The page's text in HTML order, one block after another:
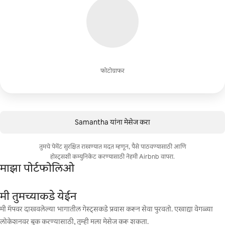
फोटोग्राफर
Samantha यांना मेसेज करा
तुमचे पेमेंट सुरक्षित राखण्यात मदत म्हणून, पैसे पाठवण्यासाठी आणि
होस्ट्सशी कम्युनिकेट करण्यासाठी नेहमी Airbnb वापरा.
माझा पोर्टफोलिओ
मी तुमच्याकडे येईन
मी मॅपवर दाखवलेल्या भागातील गेस्ट्सकडे प्रवास करून सेवा पुरवतो. एखाद्या वेगळ्या
लोकेशनवर बुक करण्यासाठी, तुम्ही मला मेसेज करू शकता.